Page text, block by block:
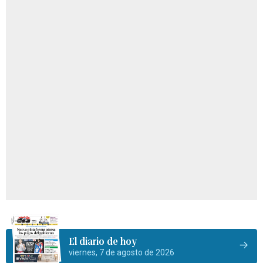
El diario de hoy
viernes, 7 de agosto de 2026